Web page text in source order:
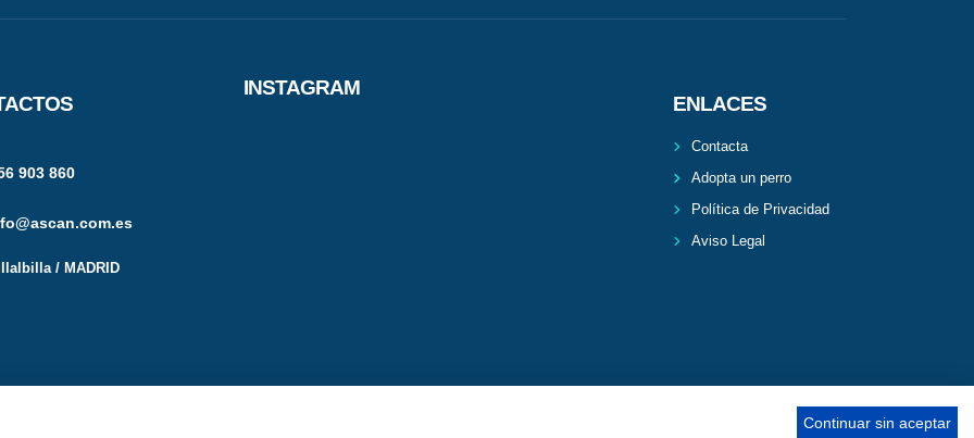
903 860
/ MADRID
INSTAGRAM
ENLACES
Contacta
Adopta un perro
Política de Privacidad
Aviso Legal
Continuar sin aceptar